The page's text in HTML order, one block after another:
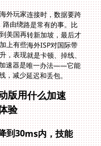
外玩家连接时，数据要跨
路由绕路是常有的事。比
美国再转新加坡，最后才
上有些海外ISP对国际带
，表现就是卡顿、掉线、
速器是唯一办法——它能
，减少延迟和丢包。
版用什么加速
验
到30ms内，技能